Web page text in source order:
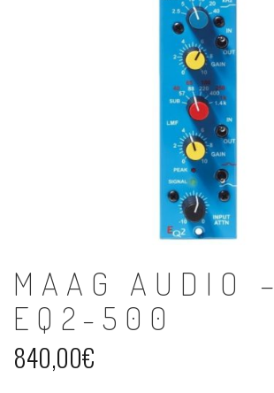
MAAG AUDIO –
EQ2-500
840,00€